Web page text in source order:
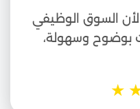
لأن السوق الوظيفي
بوضوح وسهولة،
★